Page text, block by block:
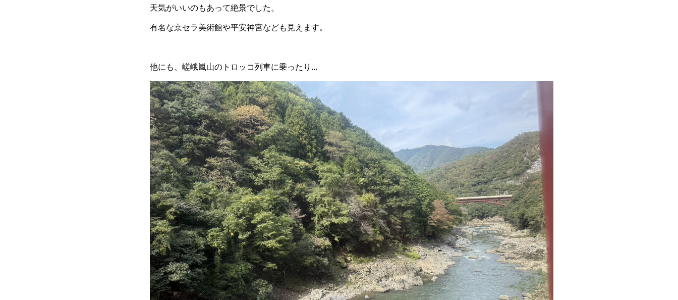
天気がいいのもあって絶景でした。
有名な京セラ美術館や平安神宮なども見えます。
他にも、嵯峨嵐山のトロッコ列車に乗ったり...